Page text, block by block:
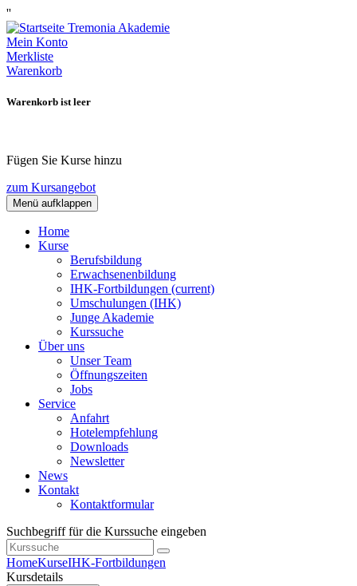
''
Mein Konto
Merkliste
Warenkorb
Warenkorb ist leer
Fügen Sie Kurse hinzu
zum Kursangebot
Menü aufklappen
Home
Kurse
Berufsbildung
Erwachsenenbildung
IHK-Fortbildungen (current)
Umschulungen (IHK)
Junge Akademie
Kurssuche
Über uns
Unser Team
Öffnungszeiten
Jobs
Service
Anfahrt
Hotelempfehlung
Downloads
Newsletter
News
Kontakt
Kontaktformular
Suchbegriff für die Kurssuche eingeben
HomeKurseIHK-Fortbildungen
Kursdetails